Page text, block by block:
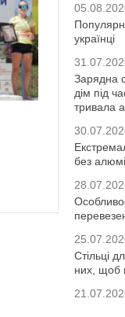
українці
Зарядна
дім під
тривала
без
Стільці
них, щоб